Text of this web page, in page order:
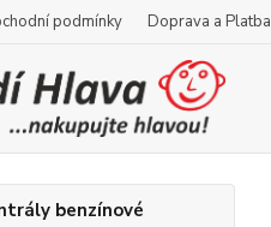
podmínky Doprava a Platba
benzínové